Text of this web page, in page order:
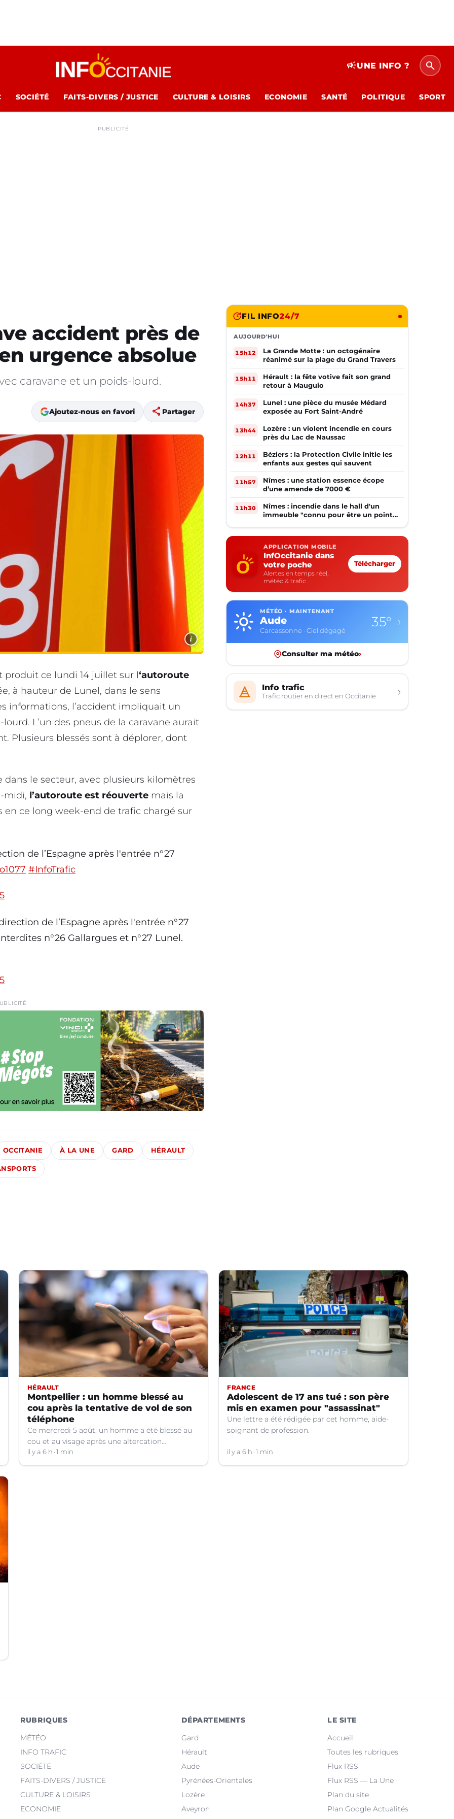
campaignUNE INFO ? search
SOCIÉTÉ FAITS-DIVERS / JUSTICE CULTURE & LOISIRS ECONOMIE SANTÉ POLITIQUE SPORT
PUBLICITÉ
accident près de
urgence absolue
caravane et un poids-lourd.
Ajoutez-nous en favori share Partager
i
produit ce lundi 14 juillet sur l‘autoroute
à hauteur de Lunel, dans le sens
informations, l’accident impliquait un
L’un des pneus de la caravane aurait
Plusieurs blessés sont à déplorer, dont
le secteur, avec plusieurs kilomètres
midi, l’autoroute est réouverte mais la
ce long week-end de trafic chargé sur
de l’Espagne après l'entrée n°27
#InfoTrafic
de l’Espagne après l'entrée n°27
n°26 Gallargues et n°27 Lunel.
OCCITANIE À LA UNE GARD HÉRAULT
FIL INFO24/7
AUJOURD'HUI
15h12
La Grande Motte : un octogénaire
réanimé sur la plage du Grand Travers
15h11
Hérault : la fête votive fait son grand
retour à Mauguio
14h37
Lunel : une pièce du musée Médard
exposée au Fort Saint-André
13h44
Lozère : un violent incendie en cours
près du Lac de Naussac
12h11
Béziers : la Protection Civile initie les
enfants aux gestes qui sauvent
11h57
Nîmes : une station essence écope
d’une amende de 7000 €
11h30
Nîmes : incendie dans le hall d'un
immeuble "connu pour être un point
APPLICATION MOBILE
InfOccitanie dans
votre poche
Alertes en temps réel,
météo & trafic
Télécharger
MÉTÉO · MAINTENANT
Aude
Carcassonne · Ciel dégagé
35° ›
Consulter ma météo›
Info trafic
Trafic routier en direct en Occitanie ›
HÉRAULT
Montpellier : un homme blessé au
cou après la tentative de vol de son
téléphone
Ce mercredi 5 août, un homme a été blessé au
cou et au visage après une altercation
concernant un téléphone portable à Montpellier
(Hérault).
il y a 6 h 1 min
FRANCE
Adolescent de 17 ans tué : son père
mis en examen pour "assassinat"
Une lettre a été rédigée par cet homme, aide-
soignant de profession.
il y a 6 h 1 min
RUBRIQUES
MÉTÉO
INFO TRAFIC
SOCIÉTÉ
FAITS-DIVERS / JUSTICE
CULTURE & LOISIRS
ECONOMIE
DÉPARTEMENTS
Gard
Hérault
Aude
Pyrénées-Orientales
Lozère
Aveyron
LE SITE
Accueil
Toutes les rubriques
Flux RSS
Flux RSS — La Une
Plan du site
Plan Google Actualités